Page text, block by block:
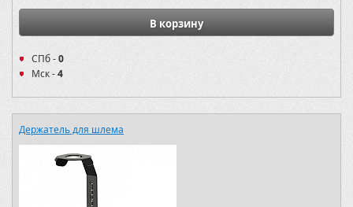
В корзину
СПб -0
Мск -4
Держатель для шлема